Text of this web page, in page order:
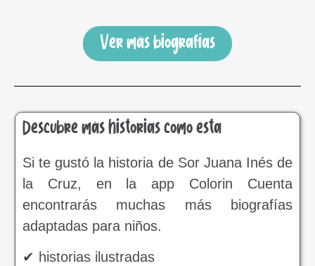
Ver más biografías
Descubre más historias como esta
Si te gustó la historia de Sor Juana Inés de
la Cruz, en la app Colorin Cuenta
encontrarás muchas más biografías
adaptadas para niños.
✔ historias ilustradas